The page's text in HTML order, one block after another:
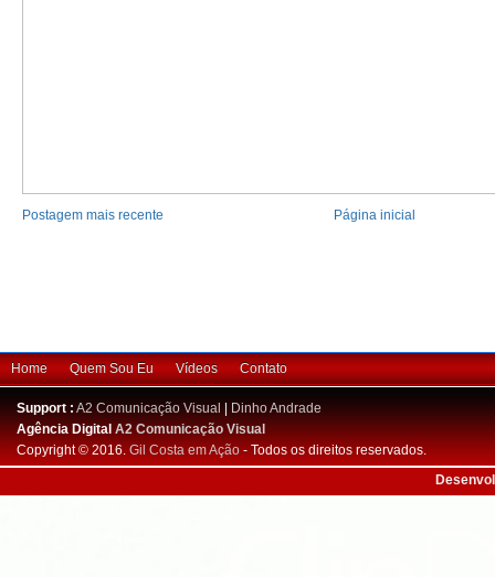
Postagem mais recente Página inicial
Home Quem Sou Eu Vídeos Contato
Support : A2 Comunicação Visual
Dinho Andrade
Agência DigitalA2 Comunicação Visual
Copyright © 2016. Gil Costa em Ação - Todos os direitos reservados.